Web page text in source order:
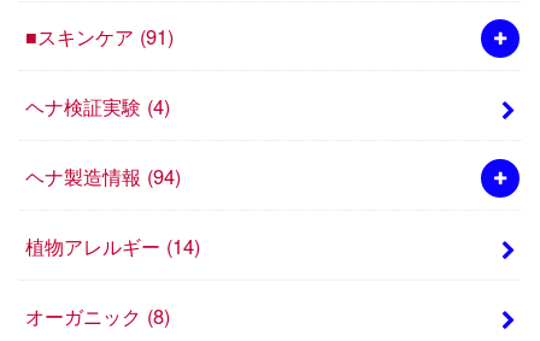
■スキンケア (91)
ヘナ検証実験 (4)
ヘナ製造情報 (94)
植物アレルギー (14)
オーガニック (8)